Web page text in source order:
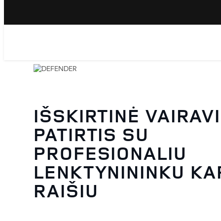
IŠSKIRTINĖ
PATIRTIS SU
PROFESIONALIU
LENKTYNININKU
RAIŠIU